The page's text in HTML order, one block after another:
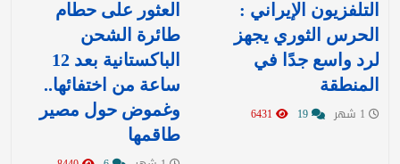
التلفزيون الإيراني :
الحرس الثوري يجهز
لرد واسع جدًا في
المنطقة
العثور على حطام
طائرة الشحن
الباكستانية بعد 12
ساعة من اختفائها..
وغموض حول مصير
طاقمها